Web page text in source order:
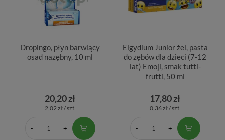
Dropingo, płyn barwiący
osad nazębny, 10 ml
20,20 zł
2,02 zł / szt.
Elgydium Junior żel, pasta
do zębów dla dzieci (7-12
lat) Emoji, smak tutti-
frutti, 50 ml
17,80 zł
0,36 zł / szt.